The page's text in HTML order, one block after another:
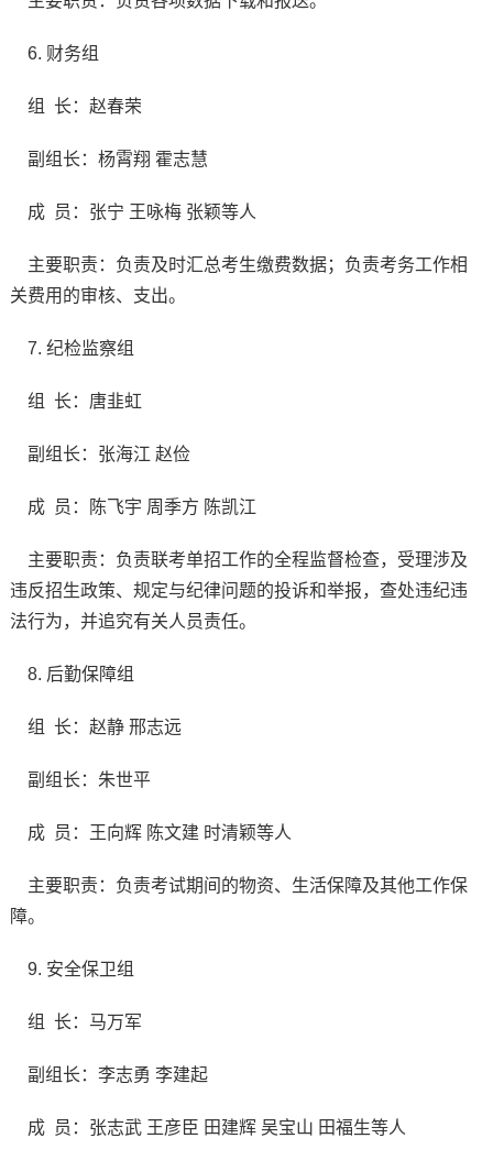
6. 财务组
组 长：赵春荣
副组长：杨霄翔 霍志慧
成 员：张宁 王咏梅 张颖等人
主要职责：负责及时汇总考生缴费数据；负责考务工作相
关费用的审核、支出。
7. 纪检监察组
组 长：唐韭虹
副组长：张海江 赵俭
成 员：陈飞宇 周季方 陈凯江
主要职责：负责联考单招工作的全程监督检查，受理涉及
违反招生政策、规定与纪律问题的投诉和举报，查处违纪违
法行为，并追究有关人员责任。
8. 后勤保障组
组 长：赵静 邢志远
副组长：朱世平
成 员：王向辉 陈文建 时清颖等人
主要职责：负责考试期间的物资、生活保障及其他工作保
障。
9. 安全保卫组
组 长：马万军
副组长：李志勇 李建起
成 员：张志武 王彦臣 田建辉 吴宝山 田福生等人